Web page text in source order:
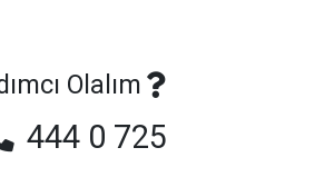
Olalım
444 0 725